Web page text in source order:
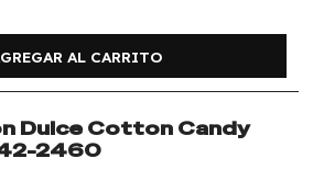
AL CARRITO
Dulce Cotton Candy
2460